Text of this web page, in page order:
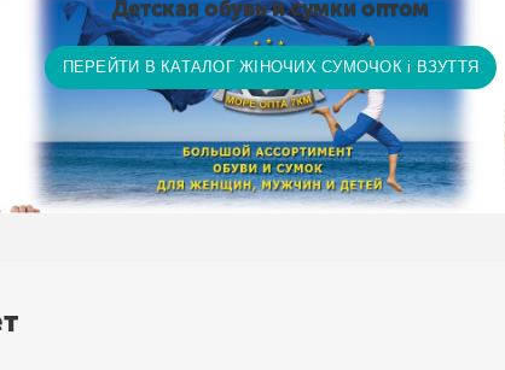
15 тис. грн. і оплаті на карту доставка
карту доставка безкоштовно! Доставка НЕ
рушники тощо)
Детская обувь и сумки оптом
ПЕРЕЙТИ В КАТАЛОГ ЖІНОЧИХ СУМОЧОК і ВЗУТТЯ